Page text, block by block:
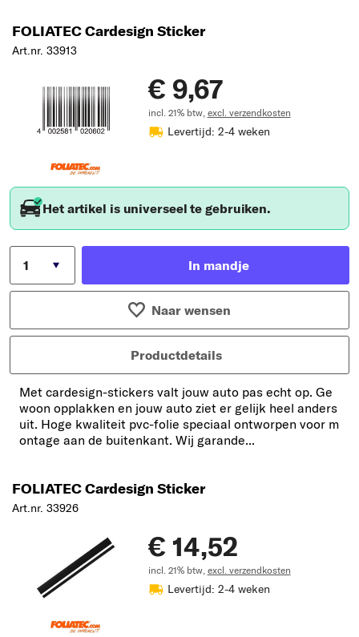
Selecteer type
FOLIATEC Cardesign Sticker
Art.nr. 33913
€ 9,67
incl. 21% btw, excl. verzendkosten
Levertijd: 2-4 weken
Het artikel is universeel te gebruiken.
In mandje
Naar wensen
Productdetails
Met cardesign-stickers valt jouw auto pas echt op. Ge
woon opplakken en jouw auto ziet er gelijk heel anders
uit. Hoge kwaliteit pvc-folie speciaal ontworpen voor m
ontage aan de buitenkant. Wij garande...
FOLIATEC Cardesign Sticker
Art.nr. 33926
€ 14,52
incl. 21% btw, excl. verzendkosten
Levertijd: 2-4 weken